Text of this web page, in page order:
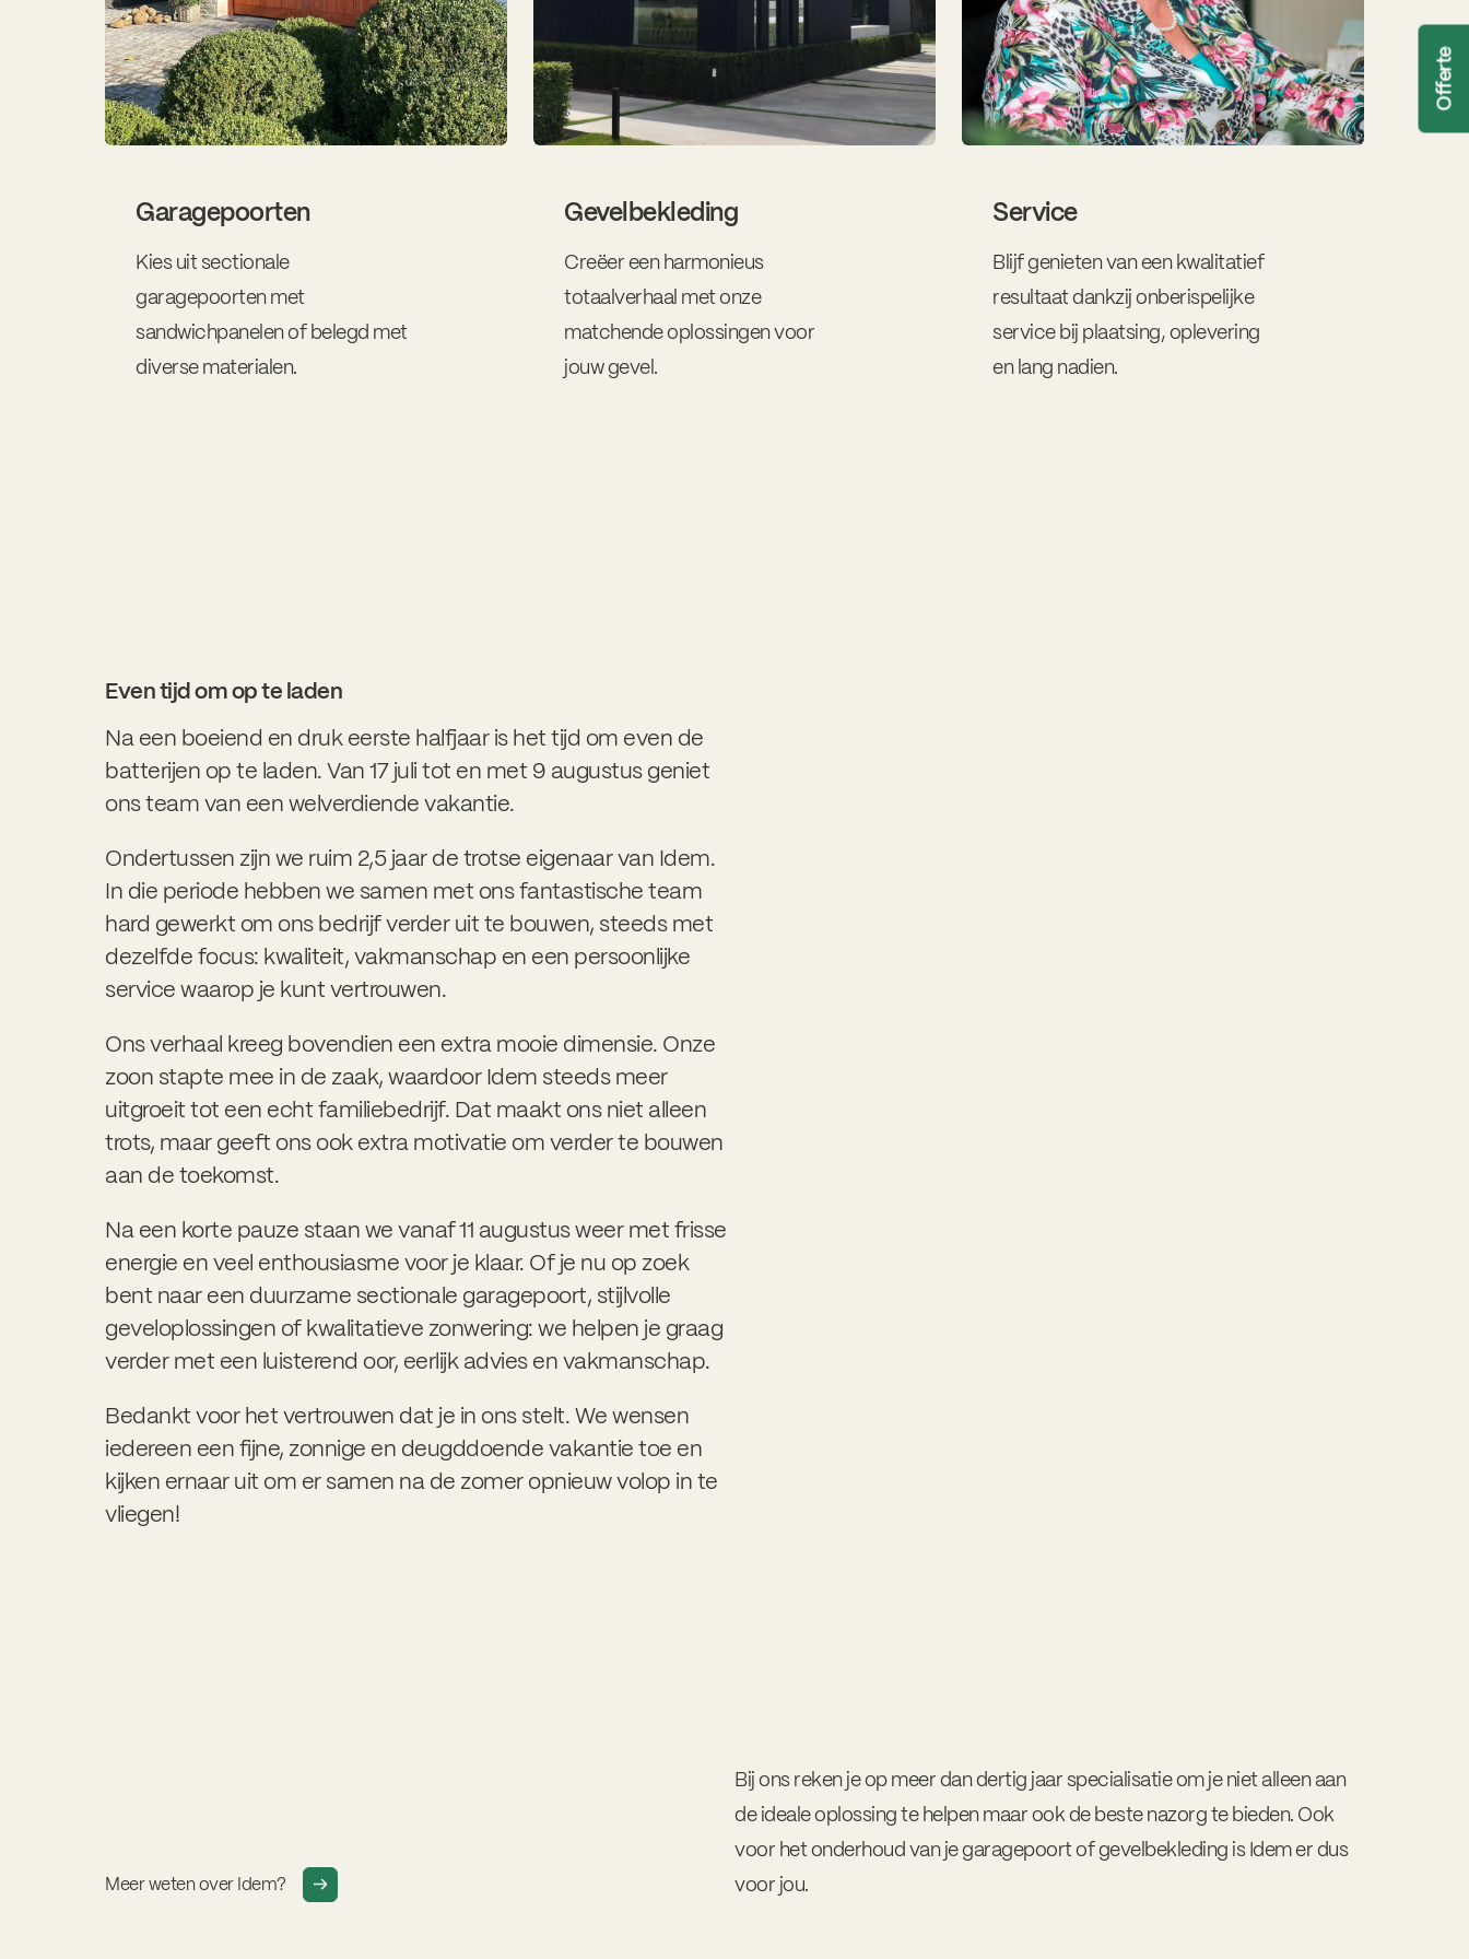
Offerte
Garagepoorten
Kies uit sectionale
garagepoorten met
sandwichpanelen of belegd met
diverse materialen.
Gevelbekleding
Creëer een harmonieus
totaalverhaal met onze
matchende oplossingen voor
jouw gevel.
Service
Blijf genieten van een kwalitatief
resultaat dankzij onberispelijke
service bij plaatsing, oplevering
en lang nadien.
Even tijd om op te laden
Na een boeiend en druk eerste halfjaar is het tijd om even de
batterijen op te laden. Van 17 juli tot en met 9 augustus geniet
ons team van een welverdiende vakantie.
Ondertussen zijn we ruim 2,5 jaar de trotse eigenaar van Idem.
In die periode hebben we samen met ons fantastische team
hard gewerkt om ons bedrijf verder uit te bouwen, steeds met
dezelfde focus: kwaliteit, vakmanschap en een persoonlijke
service waarop je kunt vertrouwen.
Ons verhaal kreeg bovendien een extra mooie dimensie. Onze
zoon stapte mee in de zaak, waardoor Idem steeds meer
uitgroeit tot een echt familiebedrijf. Dat maakt ons niet alleen
trots, maar geeft ons ook extra motivatie om verder te bouwen
aan de toekomst.
Na een korte pauze staan we vanaf11 augustus weer met frisse
energie en veel enthousiasme voor je klaar. Of je nu op zoek
bent naar een duurzame sectionale garagepoort, stijlvolle
geveloplossingen of kwalitatieve zonwering: we helpen je graag
verder met een luisterend oor, eerlijk advies en vakmanschap.
Bedankt voor het vertrouwen dat je in ons stelt. We wensen
iedereen een fijne, zonnige en deugddoende vakantie toe en
kijken ernaar uit om er samen na de zomer opnieuw volop in te
vliegen!
Bij ons reken je op meer dan dertig jaar specialisatie om je niet alleen aan
de ideale oplossing te helpen maar ook de beste nazorg te bieden. Ook
voor het onderhoud van je garagepoort of gevelbekleding is Idem er dus
voor jou.
Meer weten over Idem?